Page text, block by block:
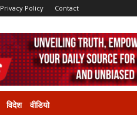
Privacy Policy Contact
विदेश वीडियो